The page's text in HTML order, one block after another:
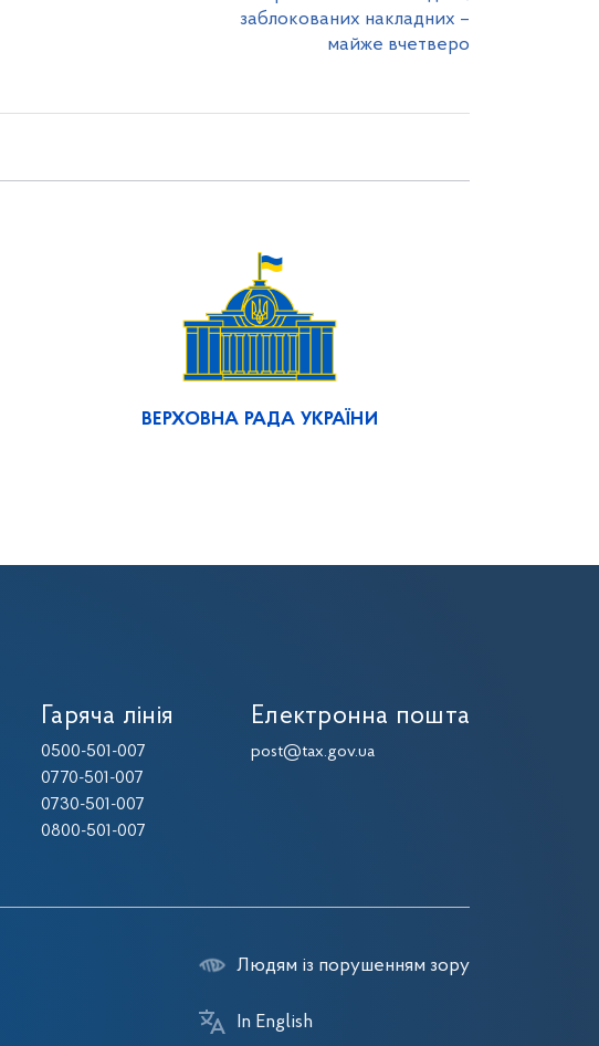
заблокованих накладних –
майже вчетверо
ВЕРХОВНА РАДА УКРАЇНИ
Гаряча лінія
0500-501-007
0770-501-007
0730-501-007
0800-501-007
Електронна пошта
post@tax.gov.ua
Людям із порушенням зору
In English